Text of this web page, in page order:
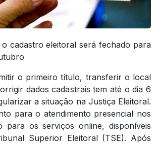
cadastro eleitoral será fechado para
o primeiro título, transferir o local
dados cadastrais tem até o dia 6
a situação na Justiça Eleitoral.
para o atendimento presencial nos
para os serviços online, disponíveis
Superior Eleitoral (TSE). Após